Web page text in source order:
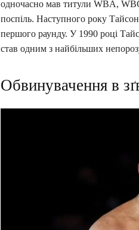
одночасно мав титули WBA,
поспіль. Наступного року
першого раунду. У 1990 році
став одним з найбільших
Обвинувачення в